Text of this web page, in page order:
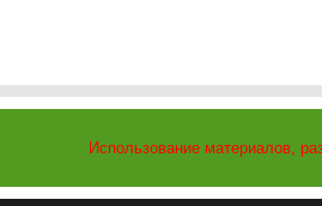
Использование материалов,